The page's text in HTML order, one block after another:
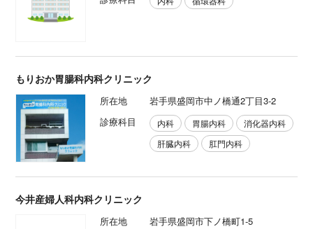
もりおか胃腸科内科クリニック
所在地
岩手県盛岡市中ノ橋通2丁目3-2
診療科目
内科 胃腸内科
消化器内科
肝臓内科
肛門内科
今井産婦人科内科クリニック
所在地
岩手県盛岡市下ノ橋町1-5